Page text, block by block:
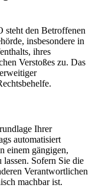
steht den Betroffenen
insbesondere in
ihres
Verstoßes zu. Das
Ihrer
automatisiert
einem gängigen,
lassen. Sofern Sie die
Verantwortlichen
machbar ist.